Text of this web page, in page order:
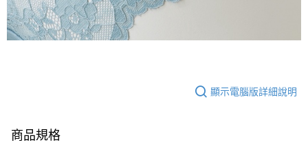
顯示電腦版詳細說明
商品規格